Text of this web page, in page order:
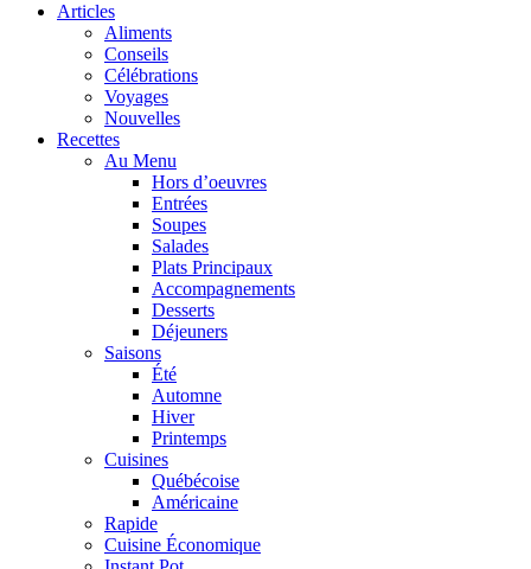
Articles
Aliments
Conseils
Célébrations
Voyages
Nouvelles
Recettes
Au Menu
Hors d’oeuvres
Entrées
Soupes
Salades
Plats Principaux
Accompagnements
Desserts
Déjeuners
Saisons
Été
Automne
Hiver
Printemps
Cuisines
Québécoise
Américaine
Rapide
Cuisine Économique